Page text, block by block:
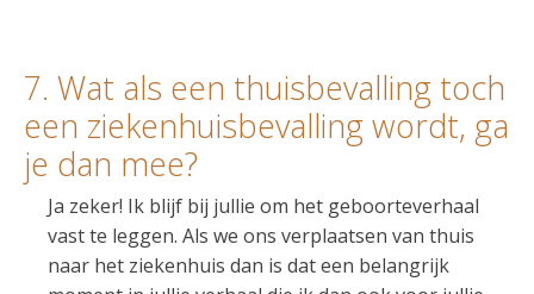
7. Wat als een thuisbevalling toch
een ziekenhuisbevalling wordt, ga
je dan mee?
Ja zeker! Ik blijf bij jullie om het geboorteverhaal
vast te leggen. Als we ons verplaatsen van thuis
naar het ziekenhuis dan is dat een belangrijk